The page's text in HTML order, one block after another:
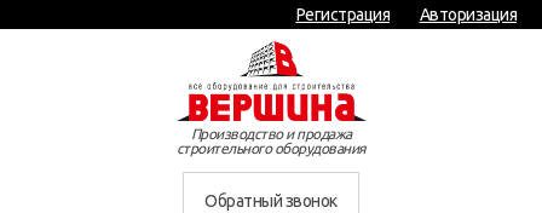
Регистрация Авторизация
Производство и продажа
строительного оборудования
Обратный звонок